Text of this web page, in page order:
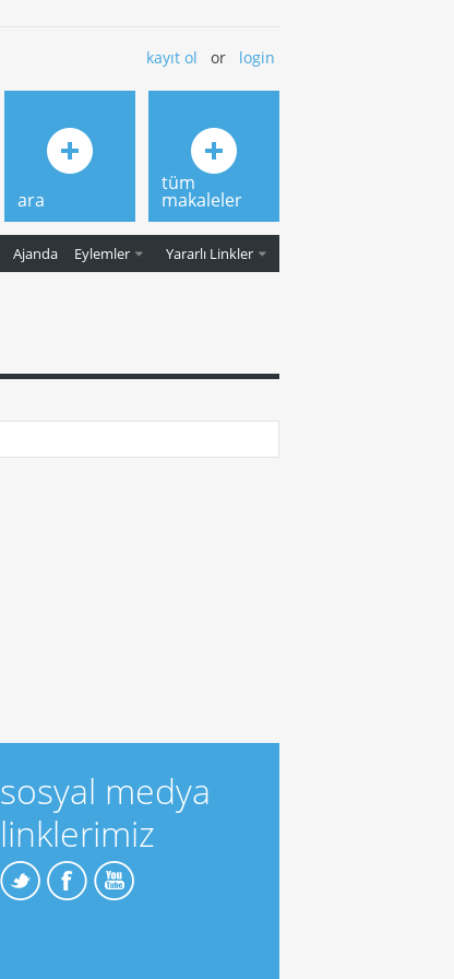
kayıt ol or login
Ajanda Eylemler Yararlı Linkler
ara
tüm
makaleler
sosyal medya
linklerimiz